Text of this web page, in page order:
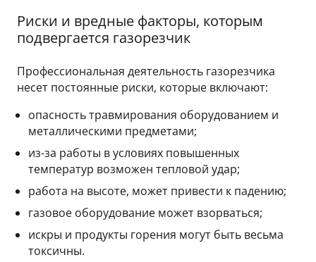
Риски и вредные факторы, которым
подвергается газорезчик
Профессиональная деятельность газорезчика
несет постоянные риски, которые включают:
опасность травмирования оборудованием и
металлическими предметами;
из-за работы в условиях повышенных
температур возможен тепловой удар;
работа на высоте, может привести к падению;
газовое оборудование может взорваться;
искры и продукты горения могут быть весьма
токсичны.